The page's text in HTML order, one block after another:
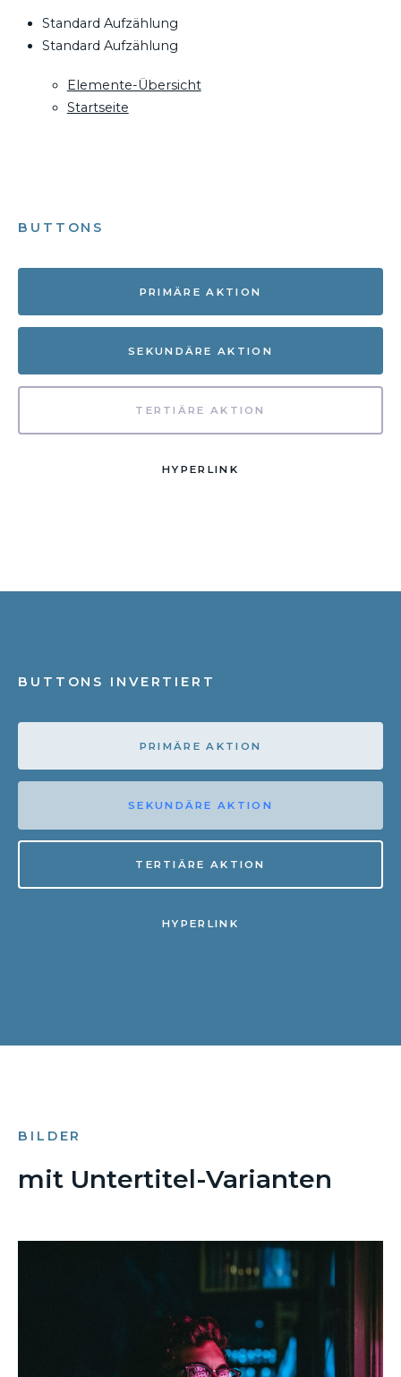
Standard Aufzählung
Standard Aufzählung
Elemente-Übersicht
Startseite
BUTTONS
PRIMÄRE AKTION
SEKUNDÄRE AKTION
TERTIÄRE AKTION
HYPERLINK
BUTTONS INVERTIERT
PRIMÄRE AKTION
SEKUNDÄRE AKTION
TERTIÄRE AKTION
HYPERLINK
BILDER
mit Untertitel-Varianten